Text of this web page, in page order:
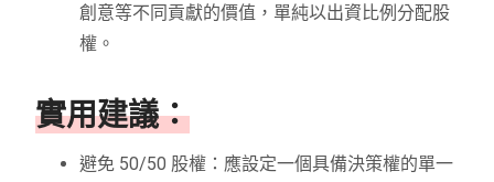
創意等不同貢獻的價值，單純以出資比例分配股
權。
實用建議：
避免 50/50 股權：應設定一個具備決策權的單一